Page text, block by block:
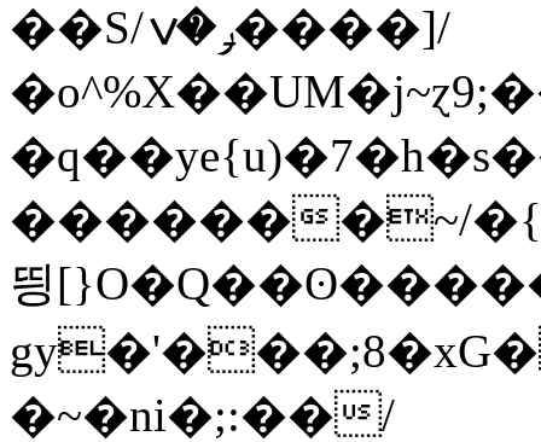
��S/ݛ�ݍ����]/
�������~/
띙
�~�ni�;:��/